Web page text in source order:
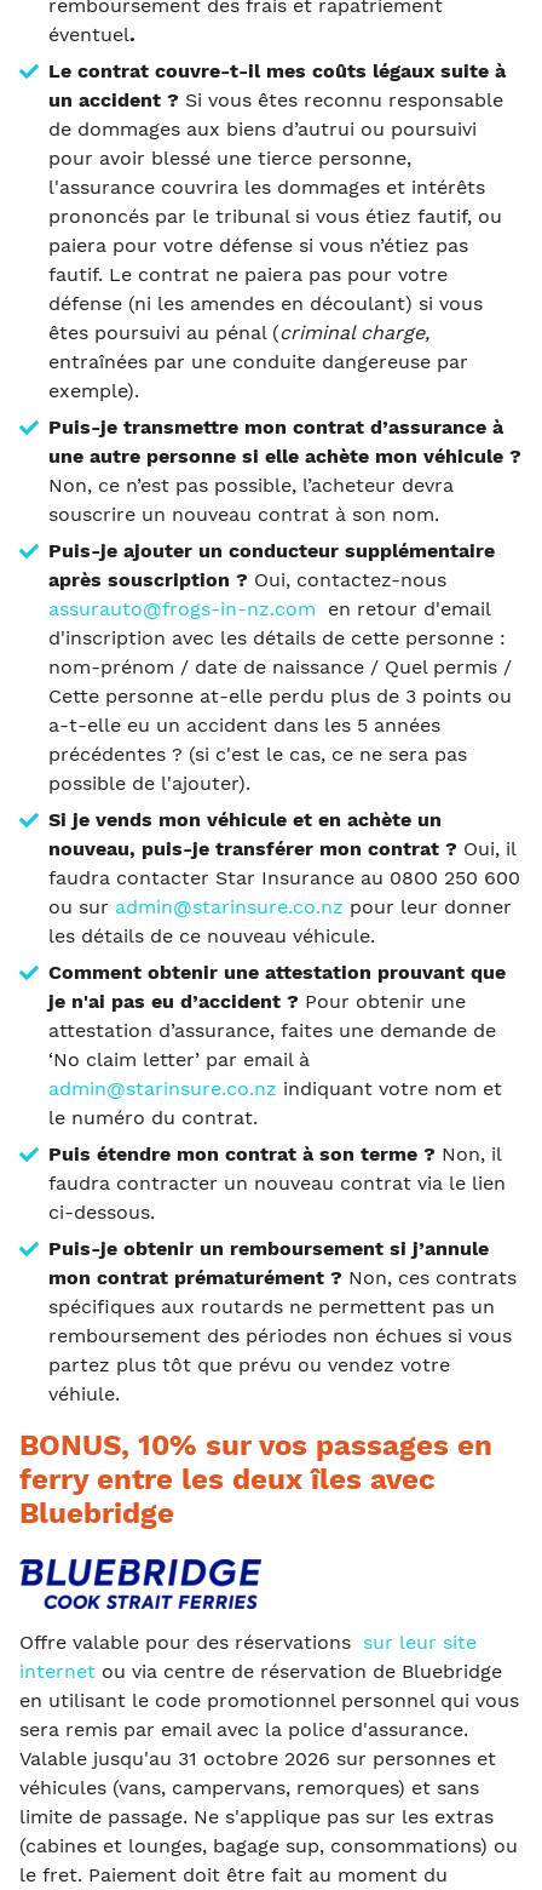
remboursement des frais et rapatriement
éventuel.
Le contrat couvre-t-il mes coûts légaux suite à
un accident ? Si vous êtes reconnu responsable
de dommages aux biens d’autrui ou poursuivi
pour avoir blessé une tierce personne,
l'assurance couvrira les dommages et intérêts
prononcés par le tribunal si vous étiez fautif, ou
paiera pour votre défense si vous n’étiez pas
fautif. Le contrat ne paiera pas pour votre
défense (ni les amendes en découlant) si vous
êtes poursuivi au pénal (criminal charge,
entraînées par une conduite dangereuse par
exemple).
Puis-je transmettre mon contrat d’assurance à
une autre personne si elle achète mon véhicule ?
Non, ce n’est pas possible, l’acheteur devra
souscrire un nouveau contrat à son nom.
Puis-je ajouter un conducteur supplémentaire
après souscription ? Oui, contactez-nous
assurauto@frogs-in-nz.com
en retour d'email
d'inscription avec les détails de cette personne :
nom-prénom / date de naissance / Quel permis /
Cette personne at-elle perdu plus de 3 points ou
a-t-elle eu un accident dans les 5 années
précédentes ? (si c'est le cas, ce ne sera pas
possible de l'ajouter).
Si je vends mon véhicule et en achète un
nouveau, puis-je transférer mon contrat ? Oui, il
faudra contacter Star Insurance au 0800 250 600
ou sur admin@starinsure.co.nz pour leur donner
les détails de ce nouveau véhicule.
Comment obtenir une attestation prouvant que
je n'ai pas eu d’accident ? Pour obtenir une
attestation d’assurance, faites une demande de
‘No claim letter’ par email à
admin@starinsure.co.nz indiquant votre nom et
le numéro du contrat.
Puis étendre mon contrat à son terme ? Non, il
faudra contracter un nouveau contrat via le lien
ci-dessous.
Puis-je obtenir un remboursement si j’annule
mon contrat prématurément ? Non, ces contrats
spécifiques aux routards ne permettent pas un
remboursement des périodes non échues si vous
partez plus tôt que prévu ou vendez votre
véhiule.
BONUS, 10% sur vos passages en
ferry entre les deux îles avec
Bluebridge
Offre valable pour des réservations sur leur site
internet ou via centre de réservation de Bluebridge
en utilisant le code promotionnel personnel qui vous
sera remis par email avec la police d'assurance.
Valable jusqu'au 31 octobre 2026 sur personnes et
véhicules (vans, campervans, remorques) et sans
limite de passage. Ne s'applique pas sur les extras
(cabines et lounges, bagage sup, consommations) ou
le fret. Paiement doit être fait au moment du